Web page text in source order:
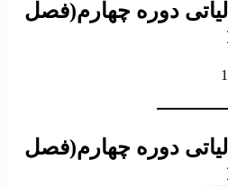
دوره چهارم(فصل
دوره چهارم(فصل